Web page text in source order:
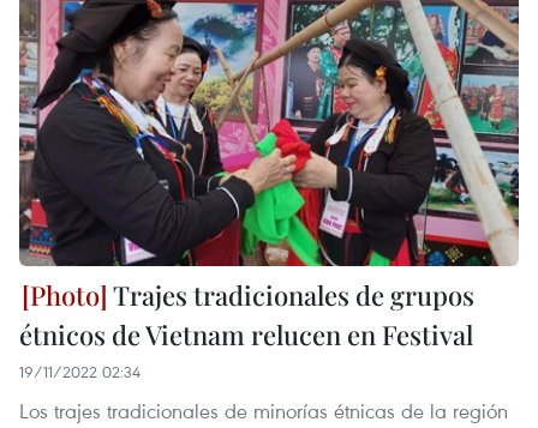
Trajes tradicionales de grupos
étnicos de Vietnam relucen en Festival
19/11/2022 02:34
Los trajes tradicionales de minorías étnicas de la región